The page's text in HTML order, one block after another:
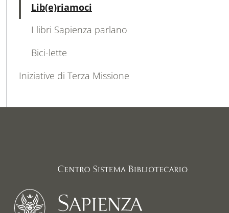
Lib(e)riamoci
I libri Sapienza parlano
Bici-lette
Iniziative di Terza Missione